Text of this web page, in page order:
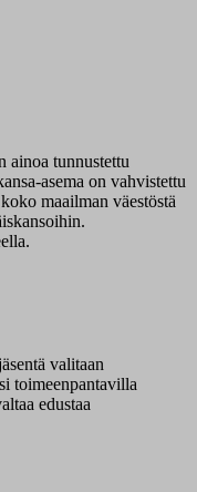
ainoa tunnustettu
asema on vahvistettu
maailman väestöstä
valitaan
toimeenpantavilla
edustaa